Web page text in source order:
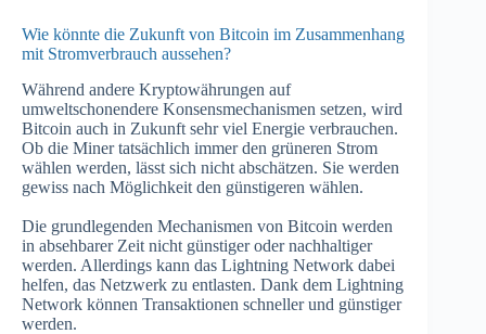
Wie könnte die Zukunft von Bitcoin im Zusammenhang
mit Stromverbrauch aussehen?
Während andere Kryptowährungen auf
umweltschonendere Konsensmechanismen setzen, wird
Bitcoin auch in Zukunft sehr viel Energie verbrauchen.
Ob die Miner tatsächlich immer den grüneren Strom
wählen werden, lässt sich nicht abschätzen. Sie werden
gewiss nach Möglichkeit den günstigeren wählen.
Die grundlegenden Mechanismen von Bitcoin werden
in absehbarer Zeit nicht günstiger oder nachhaltiger
werden. Allerdings kann das Lightning Network dabei
helfen, das Netzwerk zu entlasten. Dank dem Lightning
Network können Transaktionen schneller und günstiger
werden.